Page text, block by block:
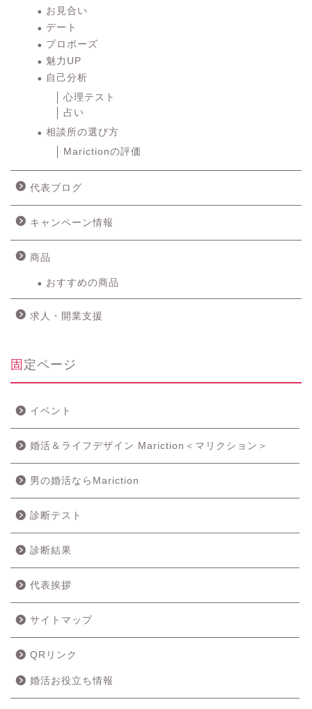
お見合い
デート
プロポーズ
魅力UP
自己分析
心理テスト
占い
相談所の選び方
Marictionの評価
代表ブログ
キャンペーン情報
商品
おすすめの商品
求人・開業支援
固定ページ
イベント
婚活＆ライフデザイン Mariction＜マリクション＞
男の婚活ならMariction
診断テスト
診断結果
代表挨拶
サイトマップ
QRリンク
婚活お役立ち情報